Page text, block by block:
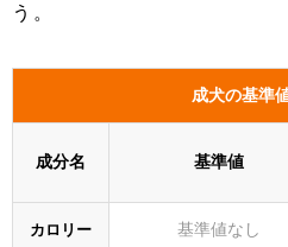
う。
成犬の基準
成分名 基準値
カロリー 基準値なし